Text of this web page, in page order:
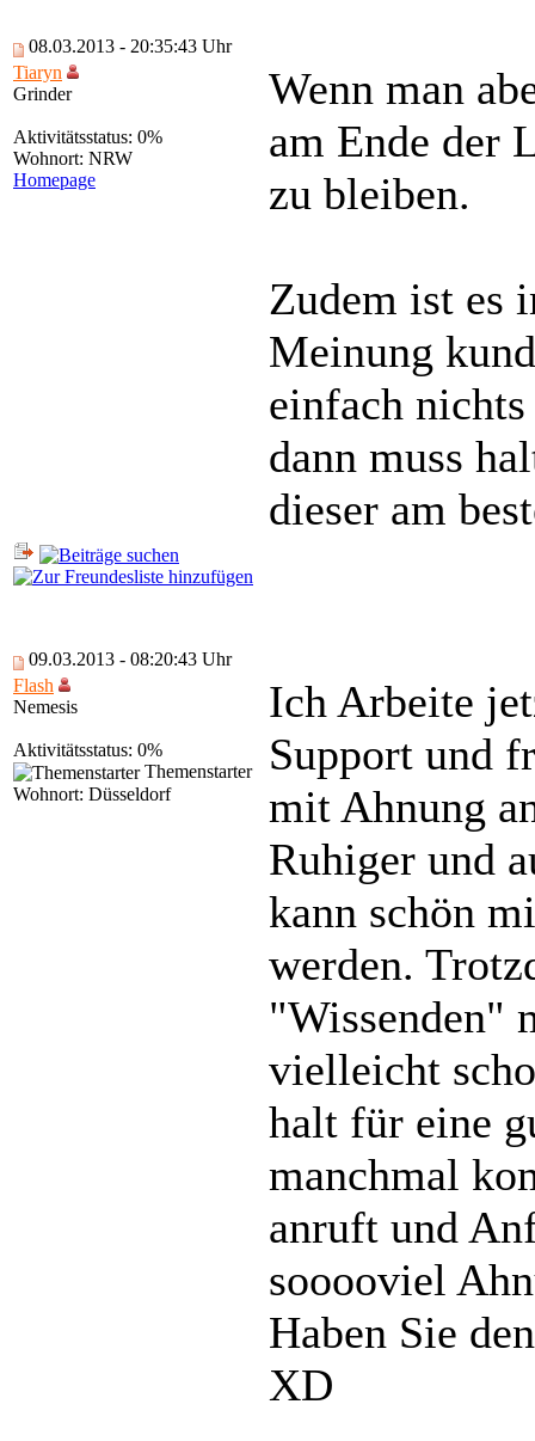
08.03.2013 - 20:35:43 Uhr
Tiaryn
Grinder
Aktivitätsstatus: 0%
Wohnort: NRW
Homepage
Wenn man
am Ende der
zu bleiben.
Zudem ist es
Meinung
einfach
dann muss
dieser am
09.03.2013 - 08:20:43 Uhr
Flash
Nemesis
Aktivitätsstatus: 0%
Themenstarter
Wohnort: Düsseldorf
Ich Arbeite
Support und
mit Ahnung
Ruhiger und
kann schön
werden.
"Wissenden"
vielleicht
halt für eine
manchmal
anruft und
sooooviel
Haben Sie
XD